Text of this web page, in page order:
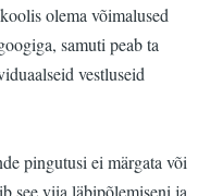
olema võimalused
samuti peab ta
vestluseid
pingutusi ei märgata või
see viia läbipõlemiseni ja